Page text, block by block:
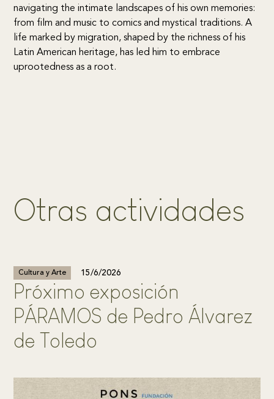
navigating the intimate landscapes of his own memories:
from film and music to comics and mystical traditions. A
life marked by migration, shaped by the richness of his
Latin American heritage, has led him to embrace
uprootedness as a root.
Otras actividades
Cultura y Arte 15/6/2026
Próximo exposición
PÁRAMOS de Pedro Álvarez
de Toledo